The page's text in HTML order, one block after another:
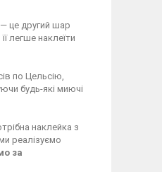
— це другий шар
легше наклеїти
по Цельсію,
будь-які миючі
наклейка з
реалізуємо
за